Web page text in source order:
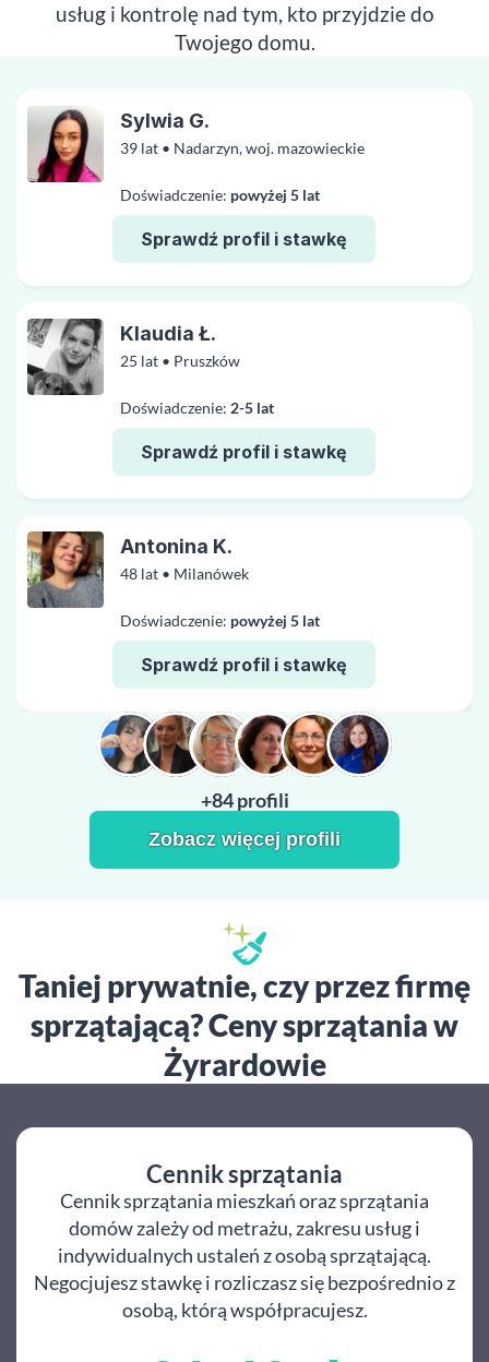
usług i kontrolę nad tym, kto przyjdzie do
Twojego domu.
39 lat • Nadarzyn, woj. mazowieckie
Doświadczenie: powyżej 5 lat
Sprawdź profil i stawkę
Sylwia G.
25 lat • Pruszków
Doświadczenie: 2-5 lat
Sprawdź profil i stawkę
Klaudia Ł.
48 lat • Milanówek
Doświadczenie: powyżej 5 lat
Sprawdź profil i stawkę
Antonina K.
+84 profili
Zobacz więcej profili
Taniej prywatnie, czy przez firmę
sprzątającą? Ceny sprzątania w
Żyrardowie
Cennik sprzątania
Cennik sprzątania mieszkań oraz sprzątania
domów zależy od metrażu, zakresu usług i
indywidualnych ustaleń z osobą sprzątającą.
Negocjujesz stawkę i rozliczasz się bezpośrednio z
osobą, którą współpracujesz.